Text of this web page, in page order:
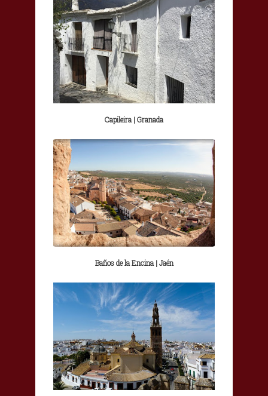
Capileira | Granada
Baños de la Encina | Jaén